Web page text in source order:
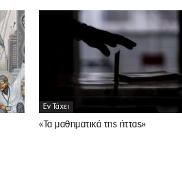
Εν Τάχει
«Τα μαθηματικά της ήττας»